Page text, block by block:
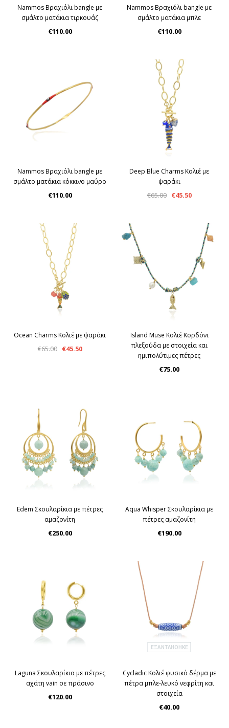
Nammos Βραχιόλι bangle με
σμάλτο ματάκια τιρκουάζ
€110.00
Nammos Βραχιόλι bangle με
σμάλτο ματάκια μπλε
€110.00
Nammos Βραχιόλι bangle με
σμάλτο ματάκια κόκκινο μαύρο
€110.00
Deep Blue Charms Κολιέ με
ψαράκι
€65.00 €45.50
Ocean Charms Κολιέ με ψαράκι
€65.00 €45.50
Island Muse Κολιέ Κορδόνι
πλεξούδα με στοιχεία και
ημιπολύτιμες πέτρες
€75.00
Edem Σκουλαρίκια με πέτρες
αμαζονίτη
€250.00
Aqua Whisper Σκουλαρίκια με
πέτρες αμαζονίτη
€190.00
Laguna Σκουλαρίκια με πέτρες
αχάτη vain σε πράσινο
€120.00
ΕΞΑΝΤΛΉΘΗΚΕ
Cycladic Κολιέ φυσικό δέρμα με
πέτρα μπλε-λευκό νεφρίτη και
στοιχεία
€40.00